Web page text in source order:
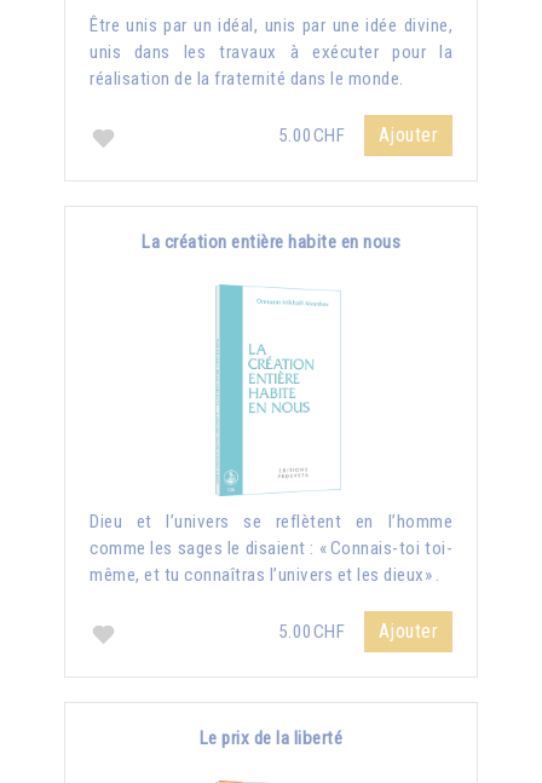
Être unis par un idéal, unis par une idée divine,
unis dans les travaux à exécuter pour la
réalisation de la fraternité dans le monde.
5.00CHF Ajouter
La création entière habite en nous
Dieu et l’univers se reflètent en l’homme
comme les sages le disaient : « Connais-toi toi-
même, et tu connaîtras l’univers et les dieux» .
5.00CHF Ajouter
Le prix de la liberté